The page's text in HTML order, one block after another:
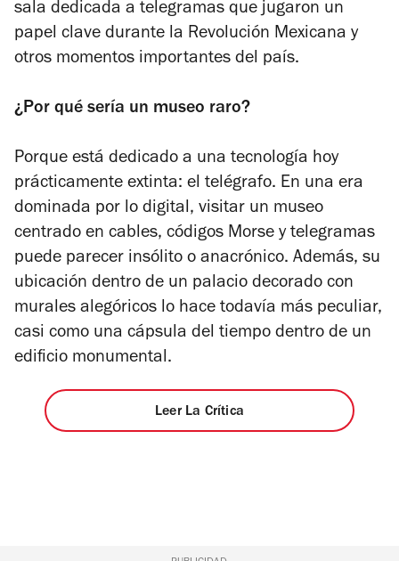
sala dedicada a telegramas que jugaron un
papel clave durante la Revolución Mexicana y
otros momentos importantes del país.
¿Por qué sería un museo raro?
Porque está dedicado a una tecnología hoy
prácticamente extinta: el telégrafo. En una era
dominada por lo digital, visitar un museo
centrado en cables, códigos Morse y telegramas
puede parecer insólito o anacrónico. Además, su
ubicación dentro de un palacio decorado con
murales alegóricos lo hace todavía más peculiar,
casi como una cápsula del tiempo dentro de un
edificio monumental.
Leer La Crítica